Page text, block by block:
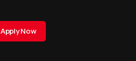
Apply Now